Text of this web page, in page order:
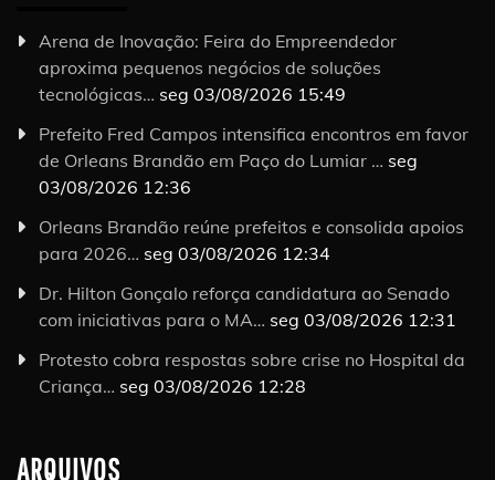
Arena de Inovação: Feira do Empreendedor
aproxima pequenos negócios de soluções
tecnológicas… seg 03/08/2026 15:49
Prefeito Fred Campos intensifica encontros em favor
de Orleans Brandão em Paço do Lumiar … seg
03/08/2026 12:36
Orleans Brandão reúne prefeitos e consolida apoios
para 2026… seg 03/08/2026 12:34
Dr. Hilton Gonçalo reforça candidatura ao Senado
com iniciativas para o MA… seg 03/08/2026 12:31
Protesto cobra respostas sobre crise no Hospital da
Criança… seg 03/08/2026 12:28
ARQUIVOS